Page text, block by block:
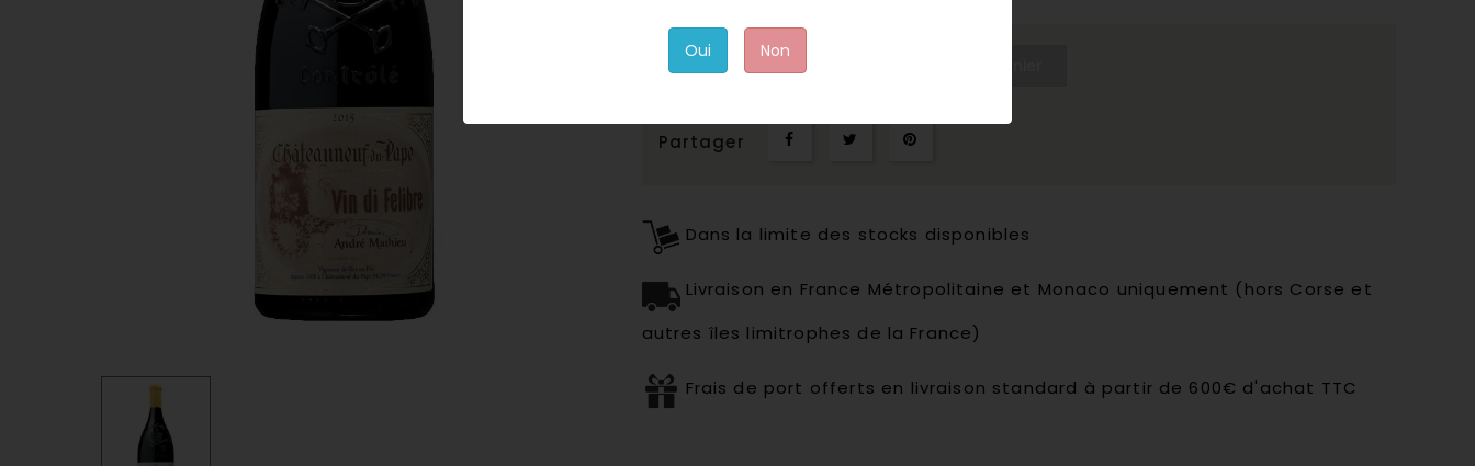
Quantité
Partager
Dans la limite des stocks disponibles
Livraison en France Métropolitaine et Monaco uniquement (hors Corse et
autres îles limitrophes de la France)
Frais de port offerts en livraison standard à partir de 600€ d'achat TTC
Oui Non